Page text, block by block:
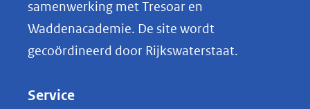
k
e
samenwerking met Tresoar en
Waddenacademie. De site wordt
gecoördineerd door Rijkswaterstaat.
Service